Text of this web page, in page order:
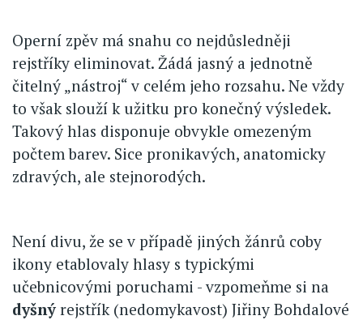
Operní zpěv má snahu co nejdůsledněji
rejstříky eliminovat. Žádá jasný a jednotně
čitelný „nástroj“ v celém jeho rozsahu. Ne vždy
to však slouží k užitku pro konečný výsledek.
Takový hlas disponuje obvykle omezeným
počtem barev. Sice pronikavých, anatomicky
zdravých, ale stejnorodých.
Není divu, že se v případě jiných žánrů coby
ikony etablovaly hlasy s typickými
učebnicovými poruchami - vzpomeňme si na
dyšný rejstřík (nedomykavost) Jiřiny Bohdalové